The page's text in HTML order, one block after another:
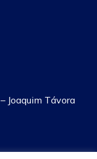
Joaquim Távora